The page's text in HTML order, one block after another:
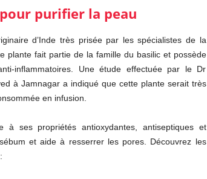
purifier la peau
d’Inde très prisée par les spécialistes de la
plante fait partie de la famille du basilic et possède
inflammatoires. Une étude effectuée par le Dr
à Jamnagar a indiqué que cette plante serait très
en infusion.
ses propriétés antioxydantes, antiseptiques et
et aide à resserrer les pores. Découvrez les